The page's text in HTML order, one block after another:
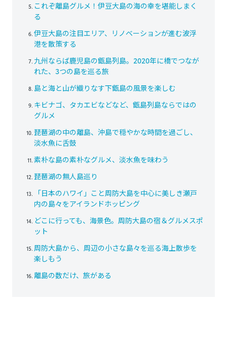
これぞ離島グルメ！伊豆大島の海の幸を堪能しまく
る
伊豆大島の注目エリア、リノベーションが進む波浮
港を散策する
九州ならば鹿児島の甑島列島。2020年に橋でつなが
れた、3つの島を巡る旅
島と海と山が織りなす下甑島の風景を楽しむ
キビナゴ、タカエビなどなど、甑島列島ならではの
グルメ
琵琶湖の中の離島、沖島で穏やかな時間を過ごし、
淡水魚に舌鼓
素朴な島の素朴なグルメ、淡水魚を味わう
琵琶湖の無人島巡り
「日本のハワイ」こと周防大島を中心に美しき瀬戸
内の島々をアイランドホッピング
どこに行っても、海景色。周防大島の宿＆グルメスポ
ット
周防大島から、周辺の小さな島々を巡る海上散歩を
楽しもう
離島の数だけ、旅がある